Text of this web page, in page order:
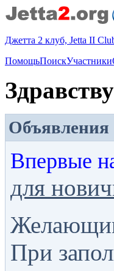
Джетта 2 клуб, Jetta II
ПомощьПоискУчастники
Объявления
Впервые
для
При